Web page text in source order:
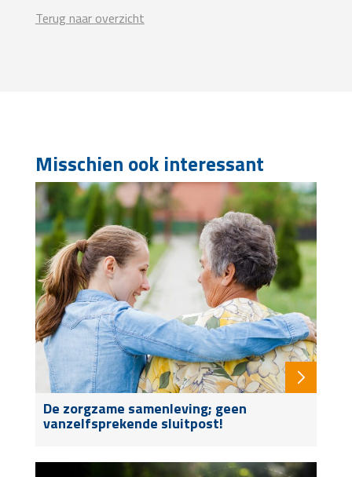
Terug naar overzicht
Misschien ook interessant
De zorgzame samenleving; geen
vanzelfsprekende sluitpost!